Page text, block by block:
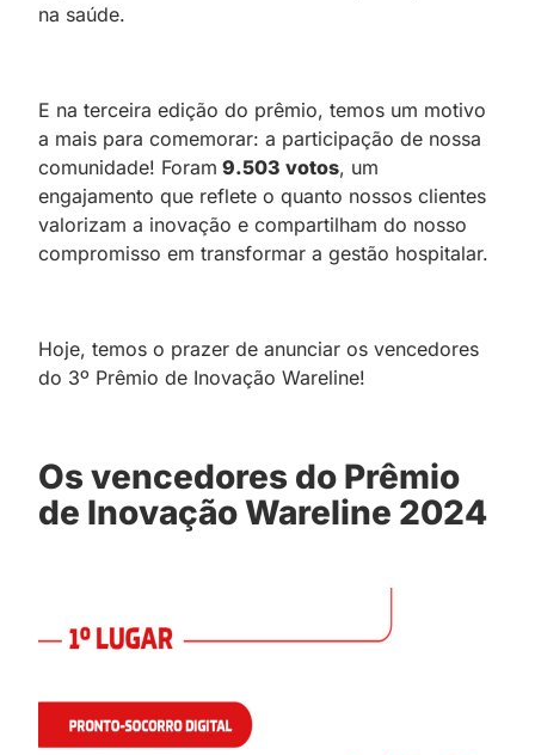
na saúde.
E na terceira edição do prêmio, temos um motivo
a mais para comemorar: a participação de nossa
comunidade! Foram 9.503 votos, um
engajamento que reflete o quanto nossos clientes
valorizam a inovação e compartilham do nosso
compromisso em transformar a gestão hospitalar.
Hoje, temos o prazer de anunciar os vencedores
do 3º Prêmio de Inovação Wareline!
Os vencedores do Prêmio
de Inovação Wareline 2024